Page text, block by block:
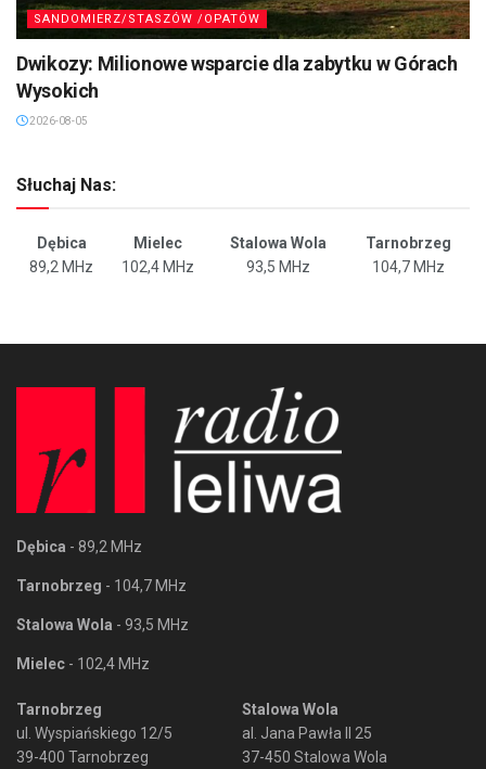
SANDOMIERZ/STASZÓW /OPATÓW
Dwikozy: Milionowe wsparcie dla zabytku w Górach
Wysokich
2026-08-05
Słuchaj Nas:
Dębica Mielec Stalowa Wola
Tarnobrzeg
89,2 MHz
102,4 MHz 93,5 MHz 104,7 MHz
Dębica - 89,2 MHz
Tarnobrzeg - 104,7 MHz
Stalowa Wola - 93,5 MHz
Mielec - 102,4 MHz
Tarnobrzeg
ul. Wyspiańskiego 12/5
39-400 Tarnobrzeg
Stalowa Wola
al. Jana Pawła II 25
37-450 Stalowa Wola